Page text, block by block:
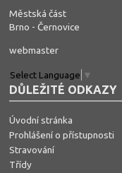
Městská část
Brno - Černovice
webmaster
Select Language ▼
DŮLEŽITÉ ODKAZY
Úvodní stránka
Prohlášení o přístupnosti
Stravování
Třídy